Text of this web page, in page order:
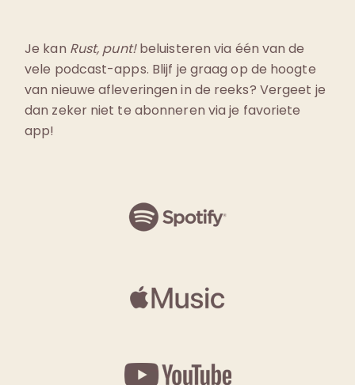
Je kan Rust, punt!beluisteren via één van de
vele podcast-apps. Blijf je graag op de hoogte
van nieuwe afleveringen in de reeks? Vergeet je
dan zeker niet te abonneren via je favoriete
app!